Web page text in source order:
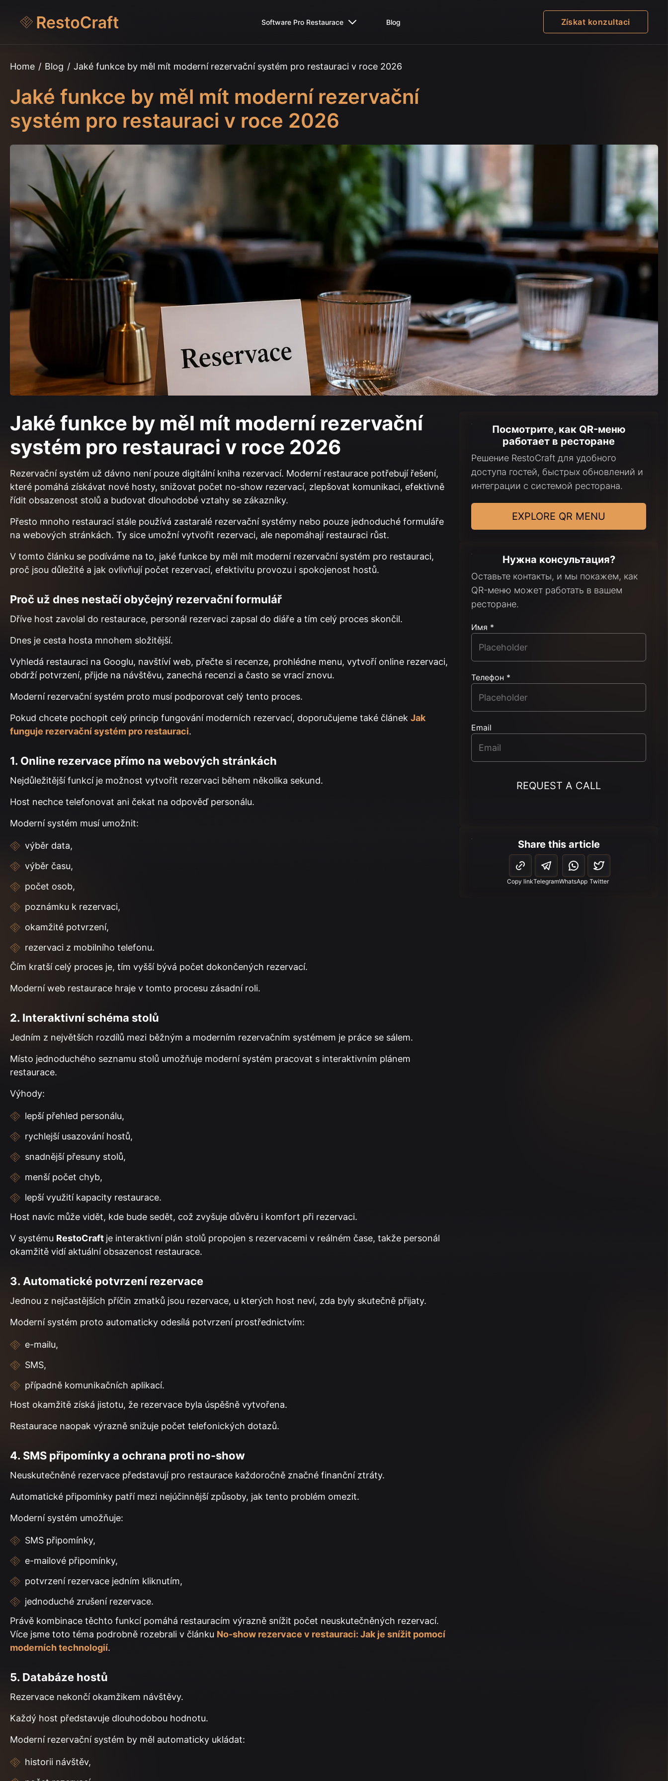
Software Pro Restaurace Blog Získat konzultaci
Home / Blog / Jaké funkce by měl mít moderní rezervační systém pro restauraci v roce 2026
Jaké funkce by měl mít moderní rezervační
systém pro restauraci v roce 2026
Jaké funkce by měl mít moderní rezervační
systém pro restauraci v roce 2026
Rezervační systém už dávno není pouze digitální kniha rezervací. Moderní restaurace potřebují řešení,
které pomáhá získávat nové hosty, snižovat počet no-show rezervací, zlepšovat komunikaci, efektivně
řídit obsazenost stolů a budovat dlouhodobé vztahy se zákazníky.
Přesto mnoho restaurací stále používá zastaralé rezervační systémy nebo pouze jednoduché formuláře
na webových stránkách. Ty sice umožní vytvořit rezervaci, ale nepomáhají restauraci růst.
V tomto článku se podíváme na to, jaké funkce by měl mít moderní rezervační systém pro restauraci,
proč jsou důležité a jak ovlivňují počet rezervací, efektivitu provozu i spokojenost hostů.
Proč už dnes nestačí obyčejný rezervační formulář
Dříve host zavolal do restaurace, personál rezervaci zapsal do diáře a tím celý proces skončil.
Dnes je cesta hosta mnohem složitější.
Vyhledá restauraci na Googlu, navštíví web, přečte si recenze, prohlédne menu, vytvoří online rezervaci,
obdrží potvrzení, přijde na návštěvu, zanechá recenzi a často se vrací znovu.
Moderní rezervační systém proto musí podporovat celý tento proces.
Pokud chcete pochopit celý princip fungování moderních rezervací, doporučujeme také článek Jak
funguje rezervační systém pro restauraci.
1. Online rezervace přímo na webových stránkách
Nejdůležitější funkcí je možnost vytvořit rezervaci během několika sekund.
Host nechce telefonovat ani čekat na odpověď personálu.
Moderní systém musí umožnit:
výběr data,
výběr času,
počet osob,
poznámku k rezervaci,
okamžité potvrzení,
rezervaci z mobilního telefonu.
Čím kratší celý proces je, tím vyšší bývá počet dokončených rezervací.
Moderní web restaurace hraje v tomto procesu zásadní roli.
2. Interaktivní schéma stolů
Jedním z největších rozdílů mezi běžným a moderním rezervačním systémem je práce se sálem.
Místo jednoduchého seznamu stolů umožňuje moderní systém pracovat s interaktivním plánem
restaurace.
Výhody:
lepší přehled personálu,
rychlejší usazování hostů,
snadnější přesuny stolů,
menší počet chyb,
lepší využití kapacity restaurace.
Host navíc může vidět, kde bude sedět, což zvyšuje důvěru i komfort při rezervaci.
V systému RestoCraft je interaktivní plán stolů propojen s rezervacemi v reálném čase, takže personál
okamžitě vidí aktuální obsazenost restaurace.
3. Automatické potvrzení rezervace
Jednou z nejčastějších příčin zmatků jsou rezervace, u kterých host neví, zda byly skutečně přijaty.
Moderní systém proto automaticky odesílá potvrzení prostřednictvím:
e-mailu,
SMS,
případně komunikačních aplikací.
Host okamžitě získá jistotu, že rezervace byla úspěšně vytvořena.
Restaurace naopak výrazně snižuje počet telefonických dotazů.
4. SMS připomínky a ochrana proti no-show
Neuskutečněné rezervace představují pro restaurace každoročně značné finanční ztráty.
Automatické připomínky patří mezi nejúčinnější způsoby, jak tento problém omezit.
Moderní systém umožňuje:
SMS připomínky,
e-mailové připomínky,
potvrzení rezervace jedním kliknutím,
jednoduché zrušení rezervace.
Právě kombinace těchto funkcí pomáhá restauracím výrazně snížit počet neuskutečněných rezervací.
Více jsme toto téma podrobně rozebrali v článku No-show rezervace v restauraci: Jak je snížit pomocí
moderních technologií.
5. Databáze hostů
Rezervace nekončí okamžikem návštěvy.
Každý host představuje dlouhodobou hodnotu.
Moderní rezervační systém by měl automaticky ukládat:
historii návštěv,
Посмотрите, как QR-меню
работает в ресторане
Решение RestoCraft для удобного
доступа гостей, быстрых обновлений и
интеграции с системой ресторана.
EXPLORE QR MENU
Нужна консультация?
Оставьте контакты, и мы покажем, как
QR-меню может работать в вашем
ресторане.
Имя *
Телефон *
Email
REQUEST A CALL
Share this article
Copy linkTelegramWhatsApp Twitter